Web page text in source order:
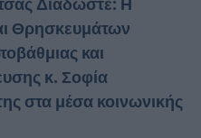
Θρησκευμάτων
και
κ. Σοφία
στα μέσα κοινωνικής